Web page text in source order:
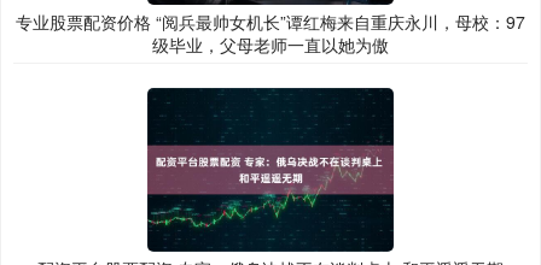
专业股票配资价格 “阅兵最帅女机长”谭红梅来自重庆永川，母校：97
级毕业，父母老师一直以她为傲